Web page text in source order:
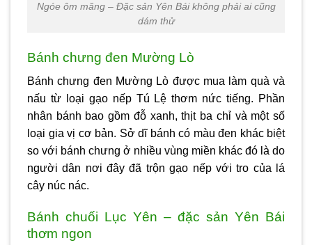
Ngóe ôm măng – Đặc sản Yên Bái không phải ai cũng
dám thử
Bánh chưng đen Mường Lò
Bánh chưng đen Mường Lò được mua làm quà và
nấu từ loại gạo nếp Tú Lệ thơm nức tiếng. Phần
nhân bánh bao gồm đỗ xanh, thịt ba chỉ và một số
loại gia vị cơ bản. Sở dĩ bánh có màu đen khác biệt
so với bánh chưng ở nhiều vùng miền khác đó là do
người dân nơi đây đã trộn gạo nếp với tro của lá
cây núc nác.
Bánh chuối Lục Yên – đặc sản Yên Bái
thơm ngon